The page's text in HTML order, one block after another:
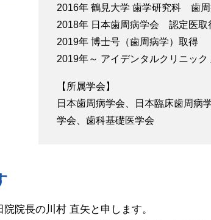
2016年 鶴見大学 歯学研究科 歯
2018年 日本歯周病学会 認定医取
2019年 博士号（歯周病学）取得
2019年～ アイデンタルクリニック
【所属学会】
日本歯周病学会、日本臨床歯周病
学会、歯科基礎医学会
院長の川村 直矢と申します。